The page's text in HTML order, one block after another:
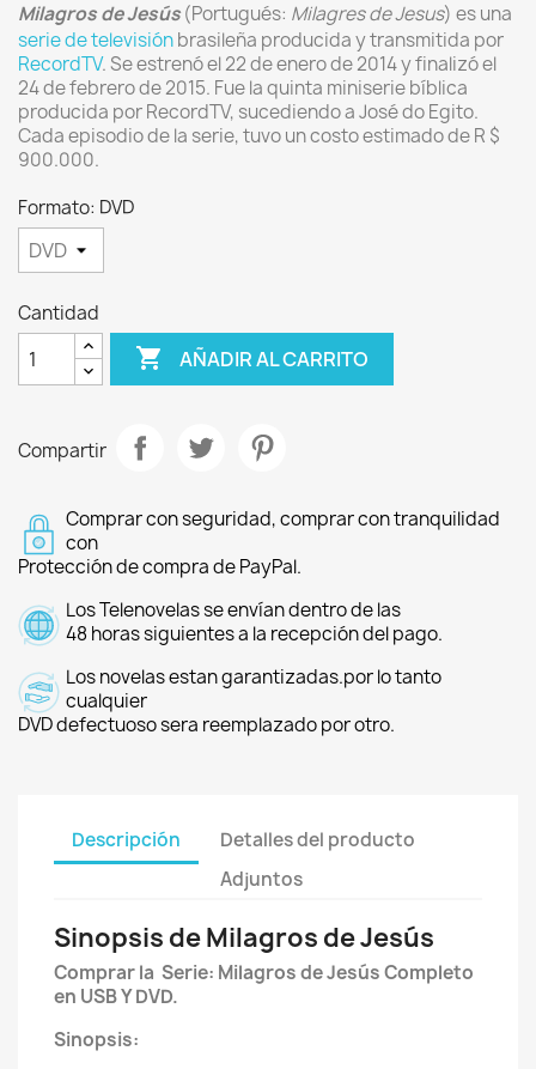
Milagros de Jesús(Portugués: Milagres de Jesus) es una
serie de televisiónbrasileña producida y transmitida por
RecordTV. Se estrenó el 22 de enero de 2014 y finalizó el
24 de febrero de 2015. Fue la quinta miniserie bíblica
producida por RecordTV, sucediendo a José do Egito.
Cada episodio de la serie, tuvo un costo estimado de R $
900.000.
Formato: DVD
Cantidad
 AÑADIR AL CARRITO
Compartir
Comprar con seguridad, comprar con tranquilidad
con
Protección de compra de PayPal.
Los Telenovelas se envían dentro de las
48 horas siguientes a la recepción del pago.
Los novelas estan garantizadas.por lo tanto
cualquier
DVD defectuoso sera reemplazado por otro.
Descripción
Detalles del producto
Adjuntos
Sinopsis de Milagros de Jesús
Comprar la Serie: Milagros de Jesús Completo
en USB Y DVD.
Sinopsis: